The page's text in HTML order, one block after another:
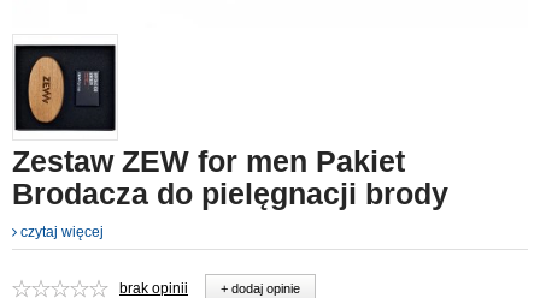
Zestaw ZEW for men Pakiet
Brodacza do pielęgnacji brody
czytaj więcej
brak opinii + dodaj opinie